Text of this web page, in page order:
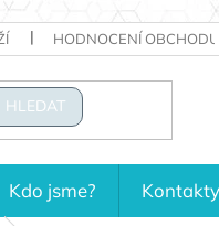
HODNOCENÍ OBCHODU
HLEDAT
Kdo jsme? Kontakty